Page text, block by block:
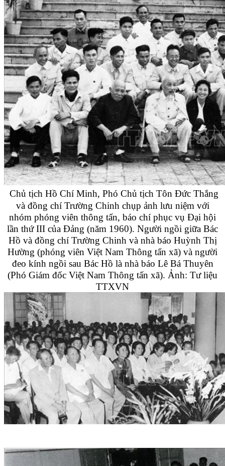
Chủ tịch Hồ Chí Minh, Phó Chủ tịch Tôn Đức Thắng
và đồng chí Trường Chinh chụp ảnh lưu niệm với
nhóm phóng viên thông tấn, báo chí phục vụ Đại hội
lần thứ III của Đảng (năm 1960). Người ngồi giữa Bác
Hồ và đồng chí Trường Chinh và nhà báo Huỳnh Thị
Hường (phóng viên Việt Nam Thông tấn xã) và người
đeo kính ngồi sau Bác Hồ là nhà báo Lê Bá Thuyên
(Phó Giám đốc Việt Nam Thông tấn xã). Ảnh: Tư liệu
TTXVN